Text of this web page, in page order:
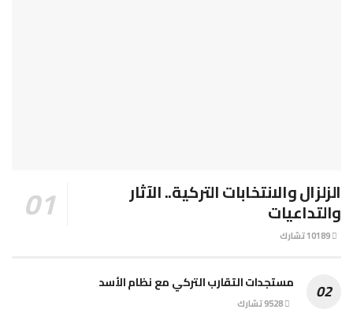
الزلزال والانتخابات التركية.. الآثار
والتداعيات
مستجدات التقارب التركي مع نظام الأسد